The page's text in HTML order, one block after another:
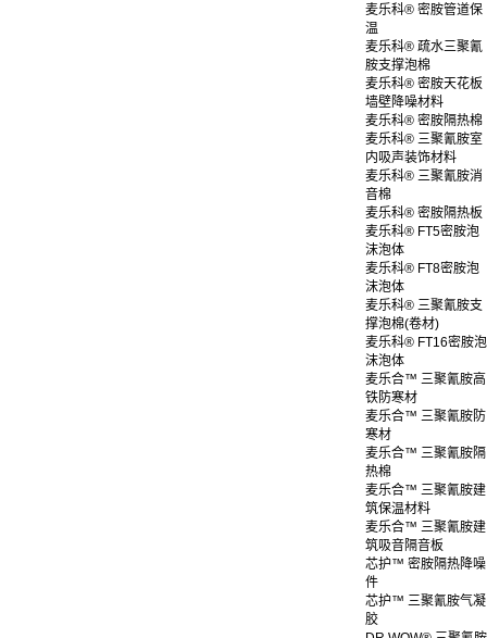
麦乐科® 密胺管道保
温
麦乐科® 疏水三聚氰
胺支撑泡棉
麦乐科® 密胺天花板
墙壁降噪材料
麦乐科® 密胺隔热棉
麦乐科® 三聚氰胺室
内吸声装饰材料
麦乐科® 三聚氰胺消
音棉
麦乐科® 密胺隔热板
麦乐科® FT5密胺泡
沫泡体
麦乐科® FT8密胺泡
沫泡体
麦乐科® 三聚氰胺支
撑泡棉(卷材)
麦乐科® FT16密胺泡
沫泡体
麦乐合™ 三聚氰胺高
铁防寒材
麦乐合™ 三聚氰胺防
寒材
麦乐合™ 三聚氰胺隔
热棉
麦乐合™ 三聚氰胺建
筑保温材料
麦乐合™ 三聚氰胺建
筑吸音隔音板
芯护™ 密胺隔热降噪
件
芯护™ 三聚氰胺气凝
胶